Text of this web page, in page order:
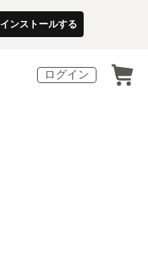
インストールする
ログイン